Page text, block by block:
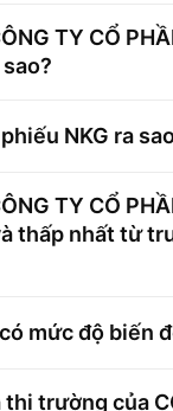
TY CỔ
NKG ra
TY CỔ
thấp nhất từ
có mức độ biến
thị trường của